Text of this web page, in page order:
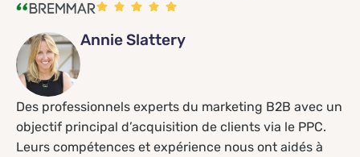
Annie Slattery
Des professionnels experts du marketing B2B avec un
objectif principal d’acquisition de clients via le PPC.
Leurs compétences et expérience nous ont aidés à